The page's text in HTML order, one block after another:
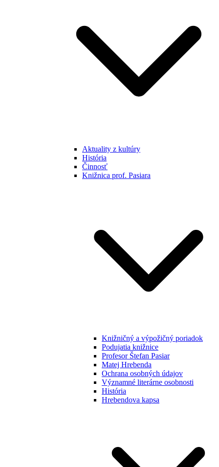
Aktuality z kultúry
História
Činnosť
Knižnica prof. Pasiara
Knižničný a výpožičný poriadok
Podujatia knižnice
Profesor Štefan Pasiar
Matej Hrebenda
Ochrana osobných údajov
Významné literárne osobnosti
História
Hrebendova kapsa